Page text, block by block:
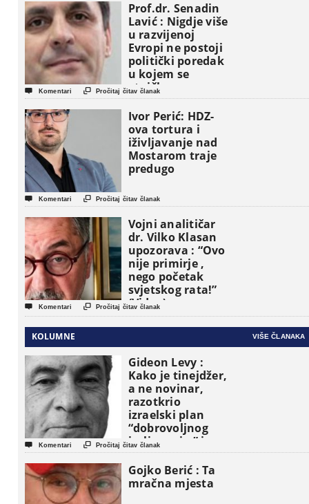
Prof.dr. Senadin
Lavić : Nigdje više
u razvijenoj
Evropi ne postoji
politički poredak
u kojem se
etničke grupe
pojavljuju kao
osnovne
političke jedinice
 Komentari  Pročitaj čitav članak
Ivor Perić: HDZ-
ova tortura i
iživljavanje nad
Mostarom traje
predugo
 Komentari  Pročitaj čitav članak
Vojni analitičar
dr. Vilko Klasan
upozorava : “Ovo
nije primirje ,
nego početak
svjetskog rata!”
(Video)
 Komentari  Pročitaj čitav članak
KOLUMNE VIŠE ČLANAKA
Gideon Levy :
Kako je tinejdžer,
a ne novinar,
razotkrio
izraelski plan
“dobrovoljnog
iseljavanja ” iz
Gaze
 Komentari  Pročitaj čitav članak
Gojko Berić : Ta
mračna mjesta